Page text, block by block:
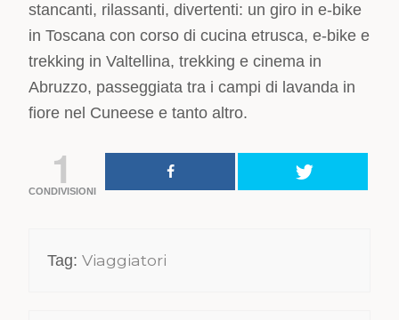
stancanti, rilassanti, divertenti: un giro in e-bike
in Toscana con corso di cucina etrusca, e-bike e
trekking in Valtellina, trekking e cinema in
Abruzzo, passeggiata tra i campi di lavanda in
fiore nel Cuneese e tanto altro.
1
CONDIVISIONI
Tag:Viaggiatori